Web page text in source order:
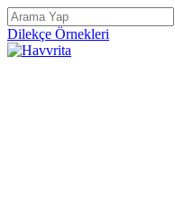
Dilekçe Örnekleri